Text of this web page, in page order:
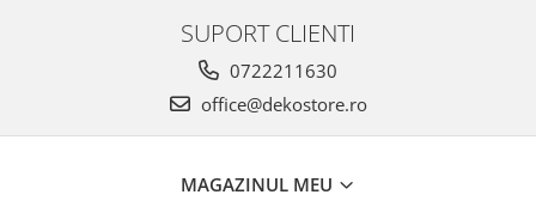
SUPORT CLIENTI
0722211630
office@dekostore.ro
MAGAZINUL MEU